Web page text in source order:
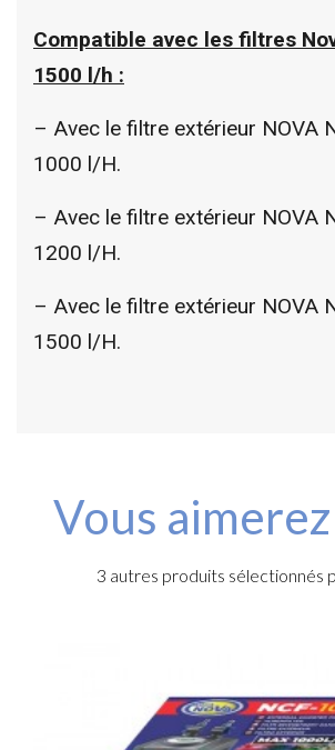
Compatible avec les filtres
1500 l/h :
– Avec le filtre extérieur NOVA
1000 l/H.
– Avec le filtre extérieur NOVA
1200 l/H.
– Avec le filtre extérieur NOVA
1500 l/H.
Vous
3 autres produits sélectionnés